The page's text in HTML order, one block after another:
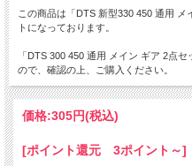
この商品は「DTS 新型330 450 通用
トになっております。
「DTS 300 450 通用 メイン ギア 2点
ので、確認の上、ご購入ください。
価格:305円(税込)
[ポイント還元 3ポイント～]